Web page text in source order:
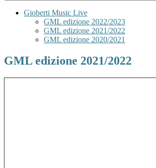
Gioberti Music Live
GML edizione 2022/2023
GML edizione 2021/2022
GML edizione 2020/2021
GML edizione 2021/2022